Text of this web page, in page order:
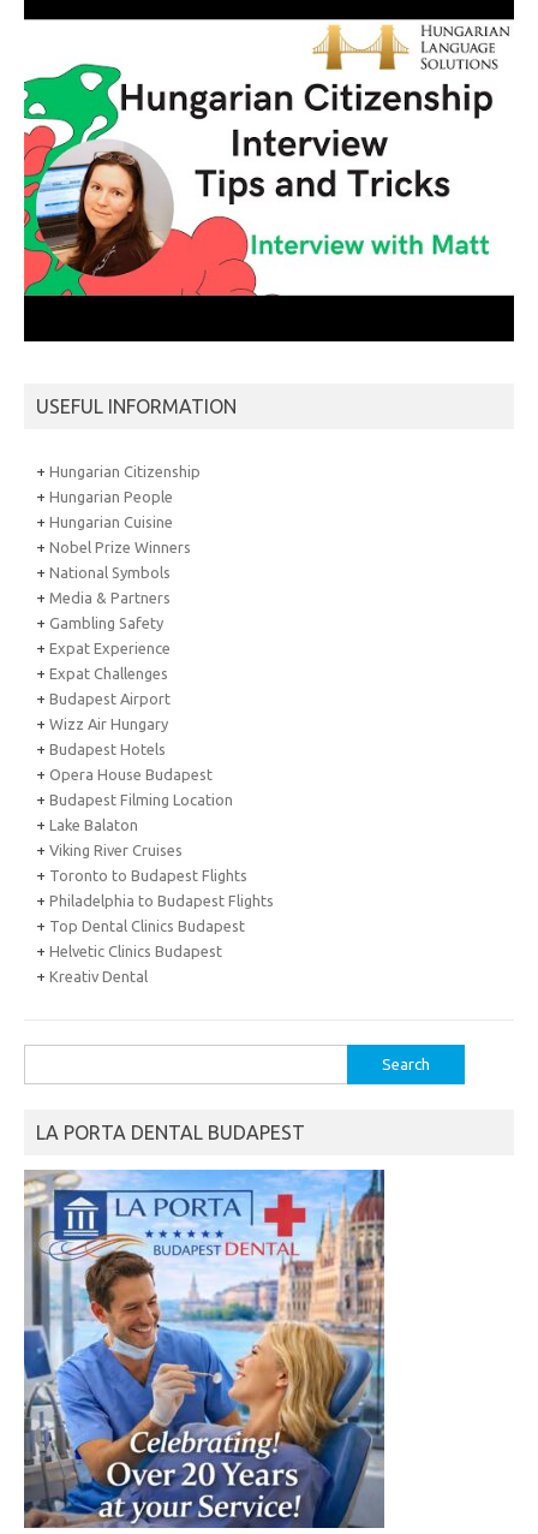
USEFUL INFORMATION
+ Hungarian Citizenship
+ Hungarian People
+ Hungarian Cuisine
+ Nobel Prize Winners
+ National Symbols
+ Media & Partners
+ Gambling Safety
+ Expat Experience
+ Expat Challenges
+ Budapest Airport
+ Wizz Air Hungary
+ Budapest Hotels
+ Opera House Budapest
+ Budapest Filming Location
+ Lake Balaton
+ Viking River Cruises
+ Toronto to Budapest Flights
+ Philadelphia to Budapest Flights
+ Top Dental Clinics Budapest
+ Helvetic Clinics Budapest
+ Kreativ Dental
for:
LA PORTA DENTAL BUDAPEST